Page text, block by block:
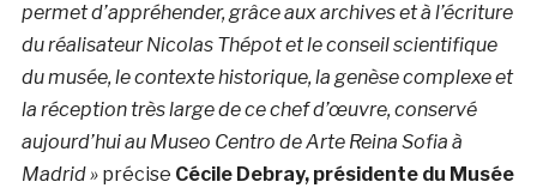
permet d’appréhender, grâce aux archives et à l’écriture
du réalisateur Nicolas Thépot et le conseil scientifique
du musée, le contexte historique, la genèse complexe et
la réception très large de ce chef d’œuvre, conservé
aujourd’hui au Museo Centro de Arte Reina Sofia à
Madrid »précise Cécile Debray, présidente du Musée